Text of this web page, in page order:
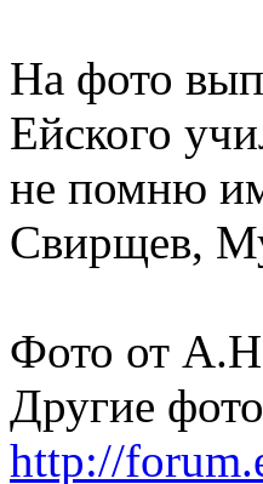
На фото
Ейского
не помню
Свирщев,
Фото от
Другие
http://